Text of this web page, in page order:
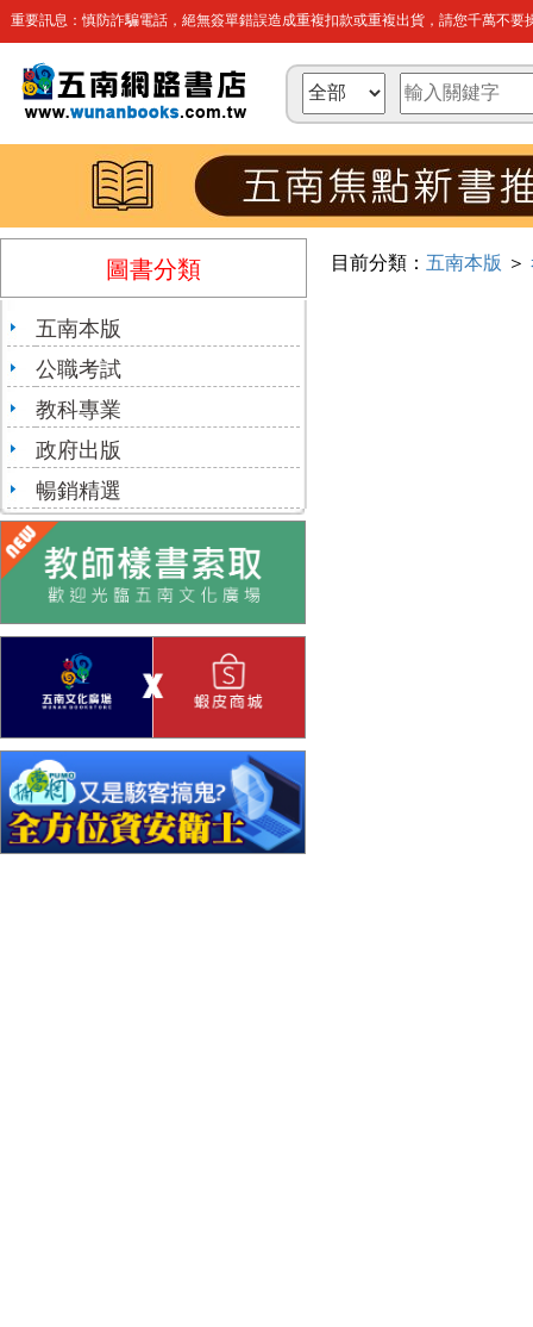
重要訊息：慎防詐騙電話，絕無簽單錯誤造成重複扣款或重複出貨，請您千萬不要
圖書分類
五南本版
公職考試
教科專業
政府出版
暢銷精選
目前分類： 五南本版 ＞